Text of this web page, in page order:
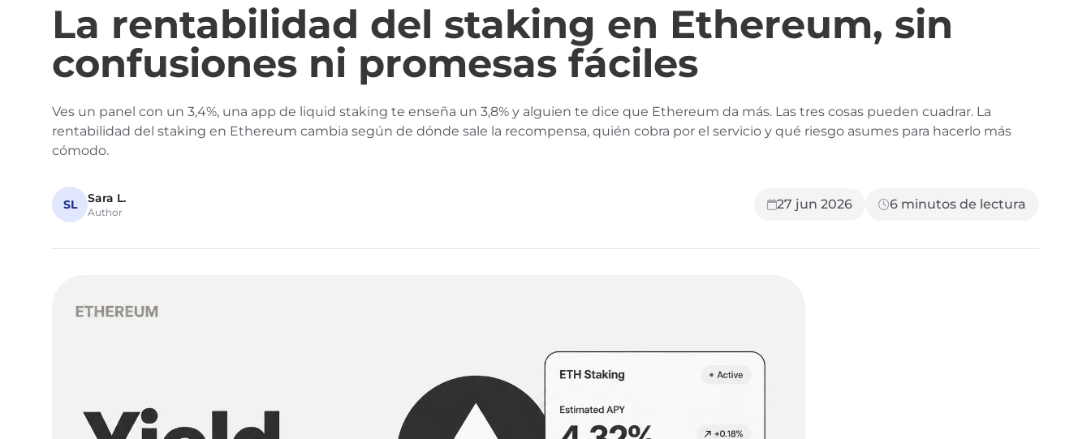
La rentabilidad del staking en Ethereum, sin
confusiones ni promesas fáciles
Ves un panel con un 3,4%, una app de liquid staking te enseña un 3,8% y alguien te dice que Ethereum da más. Las tres cosas pueden cuadrar. La
rentabilidad del staking en Ethereum cambia según de dónde sale la recompensa, quién cobra por el servicio y qué riesgo asumes para hacerlo más
cómodo.
SL Sara L.
Author
27 jun 2026 6 minutos de lectura